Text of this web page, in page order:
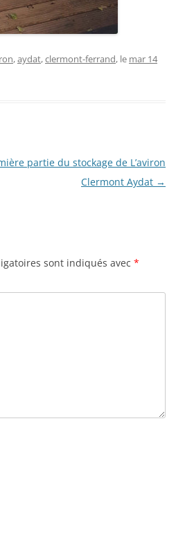
,aydat,clermont-ferrand, le mar 14
partie du stockage de L’aviron
Clermont Aydat →
sont indiqués avec *